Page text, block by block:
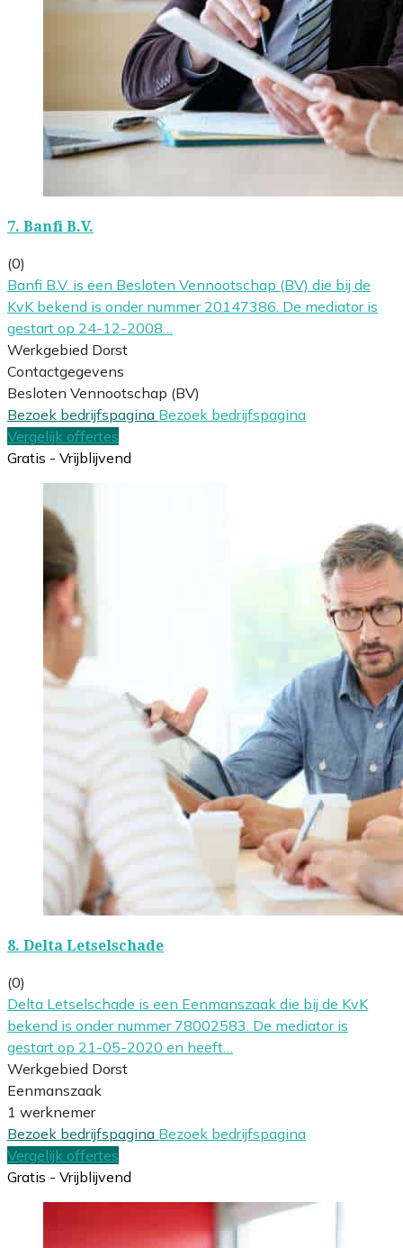
7. Banfi B.V.
(0)
Banfi B.V. is een Besloten Vennootschap (BV) die bij de
KvK bekend is onder nummer 20147386. De mediator is
gestart op 24-12-2008…
Werkgebied Dorst
Contactgegevens
Besloten Vennootschap (BV)
Bezoek bedrijfspagina Bezoek bedrijfspagina
Vergelijk offertes
Gratis - Vrijblijvend
8. Delta Letselschade
(0)
Delta Letselschade is een Eenmanszaak die bij de KvK
bekend is onder nummer 78002583. De mediator is
gestart op 21-05-2020 en heeft…
Werkgebied Dorst
Eenmanszaak
1 werknemer
Bezoek bedrijfspagina Bezoek bedrijfspagina
Vergelijk offertes
Gratis - Vrijblijvend